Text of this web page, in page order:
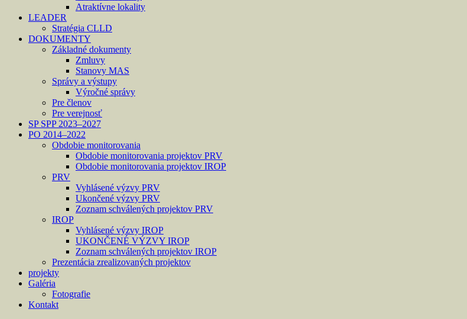
Atraktívne lokality
LEADER
Stratégia CLLD
DOKUMENTY
Základné dokumenty
Zmluvy
Stanovy MAS
Správy a výstupy
Výročné správy
Pre členov
Pre verejnosť
SP SPP 2023–2027
PO 2014–2022
Obdobie monitorovania
Obdobie monitorovania projektov PRV
Obdobie monitorovania projektov IROP
PRV
Vyhlásené výzvy PRV
Ukončené výzvy PRV
Zoznam schválených projektov PRV
IROP
Vyhlásené výzvy IROP
UKONČENÉ VÝZVY IROP
Zoznam schválených projektov IROP
Prezentácia zrealizovaných projektov
projekty
Galéria
Fotografie
Kontakt